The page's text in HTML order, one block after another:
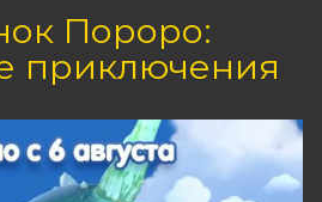
когда герои
игра.
Пороро:
приключения